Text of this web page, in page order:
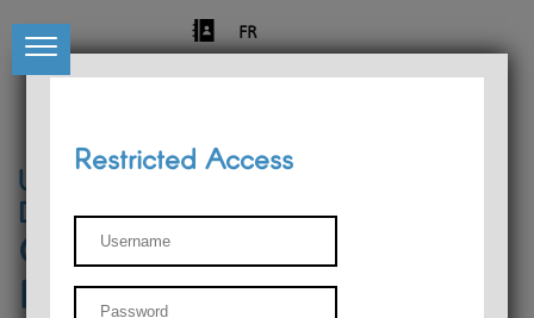
FR
University of Liège
Départment of Philosophy
Center for Phenomenological
Research
Restricted Access